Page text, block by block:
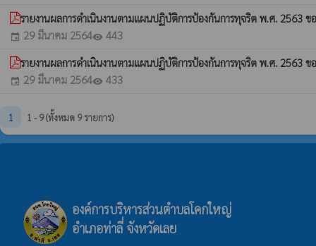
รายงานผลการดำเนินงานตามแผนปฏิบัติการป้องกันการทุจริต พ.ศ. 2563
event 29 มีนาคม 2564visibility 443
รายงานผลการดำเนินงานตามแผนปฏิบัติการป้องกันการทุจริต พ.ศ. 2563
event 29 มีนาคม 2564visibility 433
1 1 - 9 (ทั้งหมด 9 รายการ)
องค์การบริหารส่วนตำบลโคกใหญ่
อำเภอท่าลี่ จังหวัดเลย